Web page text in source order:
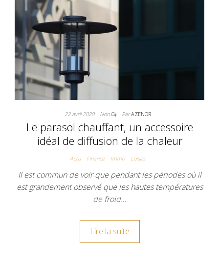
22 avril 2020 Non ParAZENOR
Le parasol chauffant, un accessoire
idéal de diffusion de la chaleur
Actu Finance Immo Loisirs
Il est commun de voir que pendant les périodes où il
est grandement observé que les hautes températures
de froid…
Lire la suite